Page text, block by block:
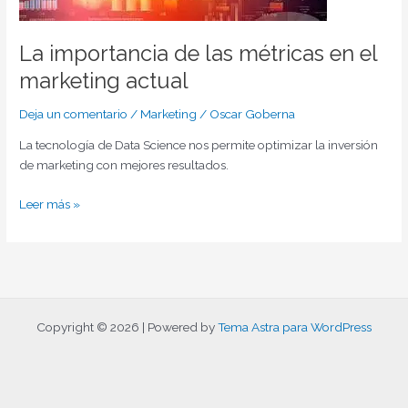
La importancia de las métricas en el
marketing actual
Deja un comentario / Marketing / Oscar Goberna
La tecnología de Data Science nos permite optimizar la inversión
de marketing con mejores resultados.
actual
Leer más »
Copyright © 2026 | Powered byTema Astra para WordPress